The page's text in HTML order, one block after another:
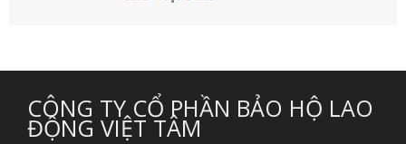
CÔNG TY CỔ PHẦN BẢO HỘ LAO
ĐỘNG VIỆT TÂM